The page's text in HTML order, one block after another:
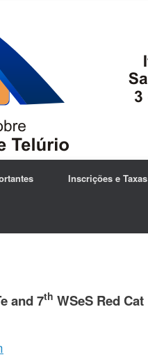
Inscrições e Taxas
and 7th WSeS Red Cat